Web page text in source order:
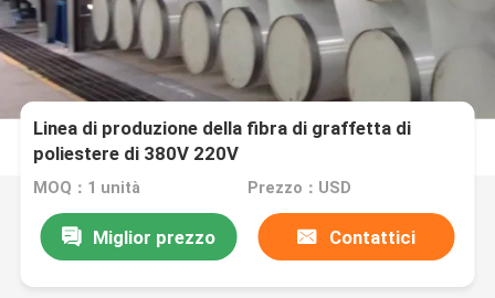
Linea di produzione della fibra di graffetta di
poliestere di 380V 220V
MOQ：1 unità Prezzo：USD
Miglior prezzo Contattici